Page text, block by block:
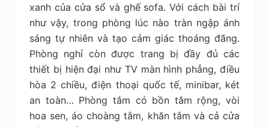
xanh của cửa sổ và ghế sofa. Với cách bài trí
như vậy, trong phòng lúc nào tràn ngập ánh
sáng tự nhiên và tạo cảm giác thoáng đãng.
Phòng nghỉ còn được trang bị đầy đủ các
thiết bị hiện đại như TV màn hình phẳng, điều
hòa 2 chiều, điện thoại quốc tế, minibar, két
an toàn… Phòng tắm có bồn tắm rộng, vòi
hoa sen, áo choàng tắm, khăn tắm và cả cửa